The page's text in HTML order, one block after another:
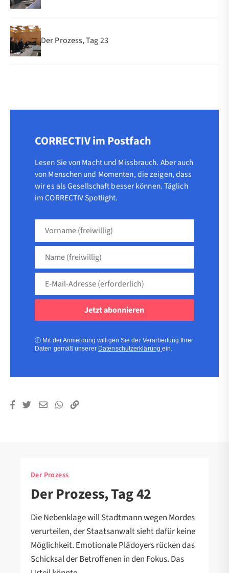
Der Prozess, Tag 23
CORRECTIV im Postfach
Lesen Sie von Macht und Missbrauch. Aber auch
von Menschen und Momenten, die zeigen, dass
wir es als Gesellschaft besser können. Täglich
im CORRECTIV Spotlight.
Vorname
Name
(freiwillig)
Adresse
ⓘ Mit der Anmeldung willigen Sie der Verarbeitung Ihrer
Daten gemäß unserer Datenschutzerklärungein.
Der Prozess
Der Prozess, Tag 42
Die Nebenklage will Stadtmann wegen Mordes
verurteilen, der Staatsanwalt sieht dafür keine
Möglichkeit. Emotionale Plädoyers rücken das
Schicksal der Betroffenen in den Fokus. Das